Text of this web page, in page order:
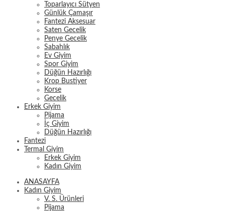
Toparlayıcı Sütyen
Günlük Çamaşır
Fantezi Aksesuar
Saten Gecelik
Penye Gecelik
Sabahlık
Ev Giyim
Spor Giyim
Düğün Hazırlığı
Krop Bustiyer
Korse
Gecelik
Erkek Giyim
Pijama
İç Giyim
Düğün Hazırlığı
Fantezi
Termal Giyim
Erkek Giyim
Kadın Giyim
ANASAYFA
Kadın Giyim
V. S. Ürünleri
Pijama